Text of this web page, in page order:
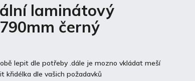
laminátový
černý
lepit dle potřeby .dále je mozno vkládat meší
křidélka dle vašich požadavků